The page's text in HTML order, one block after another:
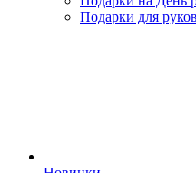
Подарки для